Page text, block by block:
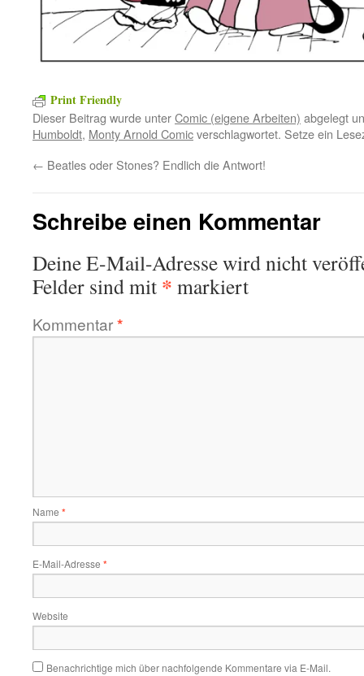
Print Friendly
Dieser Beitrag wurde unterComic (eigene Arbeiten) abgelegt
Humboldt, Monty Arnold Comicverschlagwortet. Setze ein
← Beatles oder Stones? Endlich die Antwort!
Schreibe einen Kommentar
Deine E-Mail-Adresse wird nicht
Felder sind mit * markiert
Kommentar*
Name *
E-Mail-Adresse *
Website
Benachrichtige mich über nachfolgende Kommentare via E-Mail.